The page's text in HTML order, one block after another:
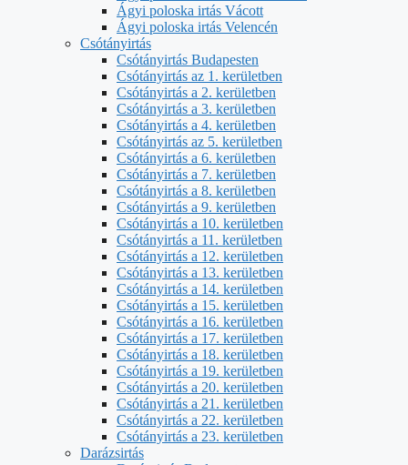
Ágyi poloska irtás Vácott
Ágyi poloska irtás Velencén
Csótányirtás
Csótányirtás Budapesten
Csótányirtás az 1. kerületben
Csótányirtás a 2. kerületben
Csótányirtás a 3. kerületben
Csótányirtás a 4. kerületben
Csótányirtás az 5. kerületben
Csótányirtás a 6. kerületben
Csótányirtás a 7. kerületben
Csótányirtás a 8. kerületben
Csótányirtás a 9. kerületben
Csótányirtás a 10. kerületben
Csótányirtás a 11. kerületben
Csótányirtás a 12. kerületben
Csótányirtás a 13. kerületben
Csótányirtás a 14. kerületben
Csótányirtás a 15. kerületben
Csótányirtás a 16. kerületben
Csótányirtás a 17. kerületben
Csótányirtás a 18. kerületben
Csótányirtás a 19. kerületben
Csótányirtás a 20. kerületben
Csótányirtás a 21. kerületben
Csótányirtás a 22. kerületben
Csótányirtás a 23. kerületben
Darázsirtás